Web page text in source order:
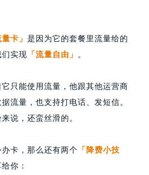
量卡」 是因为它的套餐里流量给的
实现 「流量自由」 。
只能使用流量，他跟其他运营商
流量，也支持打电话、发短信。
说，还蛮丝滑的。
卡，那么还有两个
「降费小技
你：